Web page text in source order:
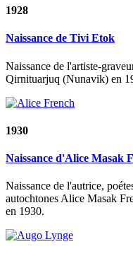
1928
Naissance de Tivi Etok
Naissance de l'artiste-
Qirnituarjuq (Nunavik) en
1930
Naissance d'Alice Masak
Naissance de l'autrice,
autochtones Alice Masak
en 1930.